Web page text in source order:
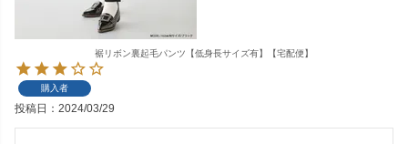
裾リボン裏起毛パンツ【低身長サイズ有】【宅配便】
購入者
投稿日 2024/03/29